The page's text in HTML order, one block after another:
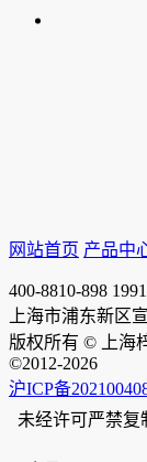
网站首页 产品中
400-8810-898
上海市浦东新区
版权所有 © 上海
©2012-2026
沪ICP备
未经许可严禁复